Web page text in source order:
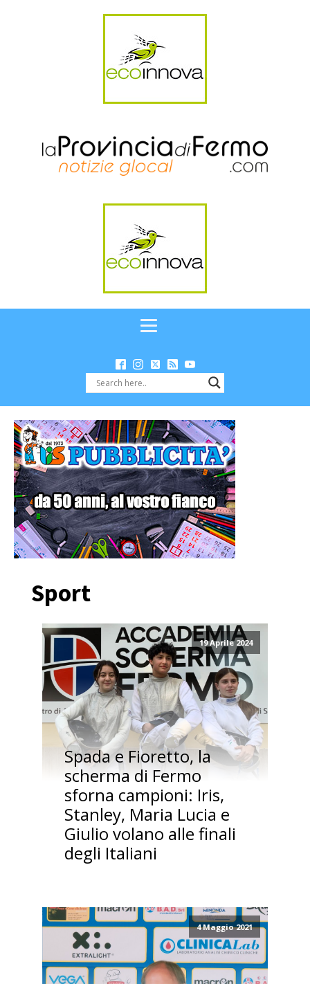
Sport
19 Aprile 2024
Spada e Fioretto, la
scherma di Fermo
sforna campioni: Iris,
Stanley, Maria Lucia e
Giulio volano alle finali
degli Italiani
4 Maggio 2021